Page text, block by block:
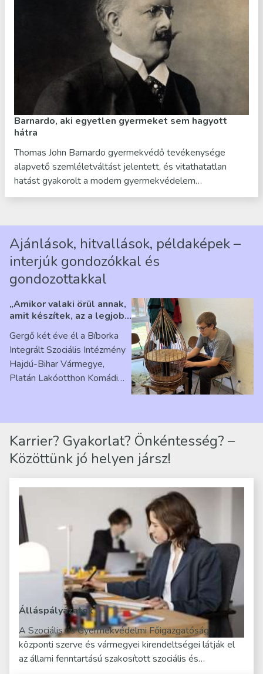
Barnardo, aki egyetlen gyermeket sem hagyott
hátra
Thomas John Barnardo gyermekvédő tevékenysége
alapvető szemléletváltást jelentett, és vitathatatlan
hatást gyakorolt a modern gyermekvédelem…
Ajánlások, hitvallások, példaképek –
interjúk gondozókkal és
gondozottakkal
„Amikor valaki örül annak,
amit készítek, az a legjobb
Ribárszky Gergő ellátottal
Gergő két éve él a Bíborka
Integrált Szociális Intézmény
Hajdú-Bihar Vármegye,
Platán Lakóotthon Komádi
Karrier? Gyakorlat? Önkéntesség? –
Közöttünk jó helyen jársz!
Álláspályázatok
A Szociális és Gyermekvédelmi Főigazgatóság
központi szerve és vármegyei kirendeltségei látják el
az állami fenntartású szakosított szociális és…